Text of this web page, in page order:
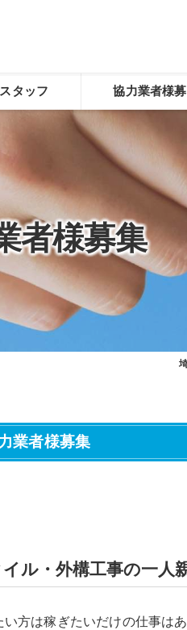
スタッフ 協力業者様
者様募集
業者様募集
イル・外構工事の一人
い方は稼ぎたいだけの仕事はあ